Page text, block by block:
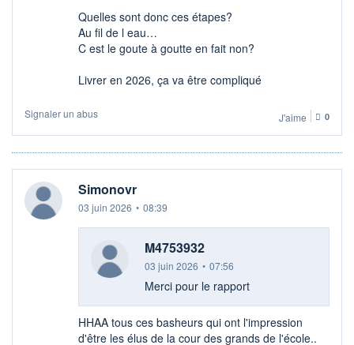
Quelles sont donc ces étapes?
Au fil de l eau…
C est le goute à goutte en fait non?
Livrer en 2026, ça va être compliqué
Signaler un abus J'aime 0
Simonovr
03 juin 2026 • 08:39
M4753932
03 juin 2026 • 07:56
Merci pour le rapport
HHAA tous ces basheurs qui ont l'impression
d'être les élus de la cour des grands de l'école..